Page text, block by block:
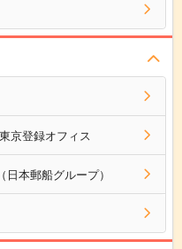
京登録オフィス
本郵船グループ）